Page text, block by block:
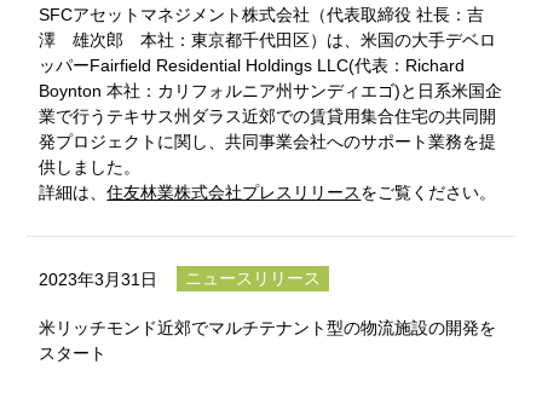
SFCアセットマネジメント株式会社（代表取締役 社長：吉
澤 雄次郎 本社：東京都千代田区）は、米国の大手デベロ
ッパーFairfield Residential Holdings LLC(代表：Richard
Boynton 本社：カリフォルニア州サンディエゴ)と日系米国企
業で行うテキサス州ダラス近郊での賃貸用集合住宅の共同開
発プロジェクトに関し、共同事業会社へのサポート業務を提
供しました。
詳細は、住友林業株式会社プレスリリースをご覧ください。
2023年3月31日 ニュースリリース
米リッチモンド近郊でマルチテナント型の物流施設の開発を
スタート